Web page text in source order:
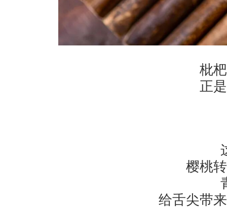
枇
正
樱桃
给舌尖带